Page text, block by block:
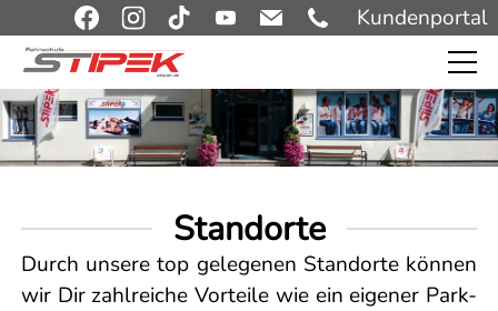
Kundenportal
Standorte
Durch unsere top gelegenen Standorte können
wir Dir zahlreiche Vorteile wie ein eigener Park-